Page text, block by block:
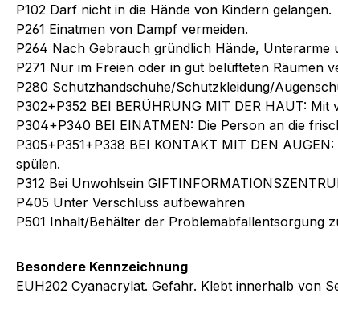
P102 Darf nicht in die Hände von Kindern gelangen.
P261 Einatmen von Dampf vermeiden.
P264 Nach Gebrauch gründlich Hände, Unterarme
P271 Nur im Freien oder in gut belüfteten Räumen
P280 Schutzhandschuhe/Schutzkleidung/
P302+P352 BEI BERÜHRUNG MIT DER HAUT: Mit
P304+P340 BEI EINATMEN: Die Person an die
P305+P351+P338 BEI KONTAKT MIT DEN
spülen.
P312 Bei Unwohlsein
P405 Unter Verschluss aufbewahren
P501 Inhalt/Behälter der Problemabfallentsorgung
Besondere Kennzeichnung
EUH202 Cyanacrylat. Gefahr. Klebt innerhalb von